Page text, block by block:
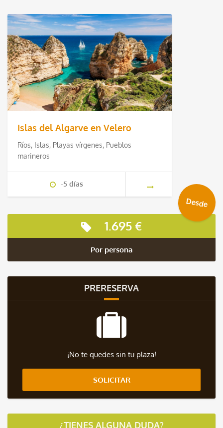
Islas del Algarve en Velero
Ríos, Islas, Playas vírgenes, Pueblos
marineros
-5 días
1.695 €
Por persona
Desde
PRERESERVA
¡No te quedes sin tu plaza!
SOLICITAR
¿TIENES ALGUNA DUDA?